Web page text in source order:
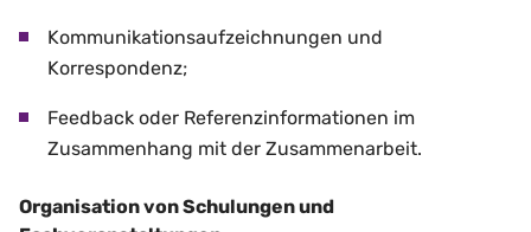
Kommunikationsaufzeichnungen und
Korrespondenz;
Feedback oder Referenzinformationen im
Zusammenhang mit der Zusammenarbeit.
Organisation von Schulungen und